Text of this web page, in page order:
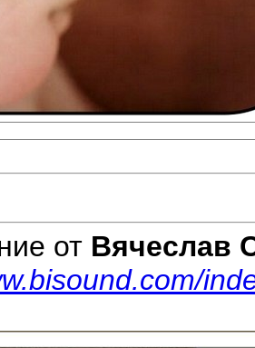
от Вячеслав